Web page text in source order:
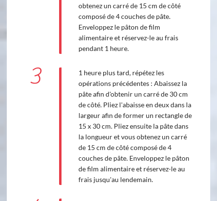
obtenez un carré de 15 cm de côté
composé de 4 couches de pâte.
Enveloppez le pâton de film
alimentaire et réservez-le au frais
pendant 1 heure.
3
1 heure plus tard, répétez les
opérations précédentes : Abaissez la
pâte afin d'obtenir un carré de 30 cm
de côté. Pliez l'abaisse en deux dans la
largeur afin de former un rectangle de
15 x 30 cm. Pliez ensuite la pâte dans
la longueur et vous obtenez un carré
de 15 cm de côté composé de 4
couches de pâte. Enveloppez le pâton
de film alimentaire et réservez-le au
frais jusqu'au lendemain.